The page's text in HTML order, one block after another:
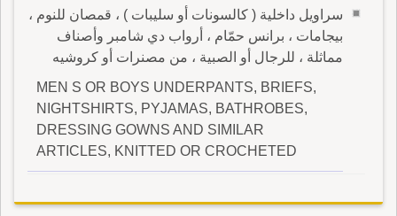
سراويل داخلية ( كالسونات أو سليبات ) ، قمصان للنوم ،
بيجامات ، برانس حمّام ، أرواب دي شامبر وأصناف
مماثلة ، للرجال أو الصبية ، من مصنرات أو كروشيه
MEN S OR BOYS UNDERPANTS, BRIEFS,
NIGHTSHIRTS, PYJAMAS, BATHROBES,
DRESSING GOWNS AND SIMILAR
ARTICLES, KNITTED OR CROCHETED